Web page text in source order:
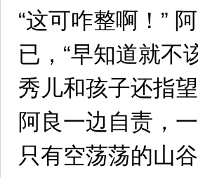
“这可咋整啊！”
已，“早知道就不
秀儿和孩子还指
阿良一边自责，
只有空荡荡的山